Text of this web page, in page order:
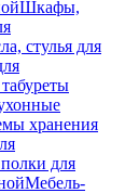
Шкафы,
стулья для
хранения
для
Мебель-